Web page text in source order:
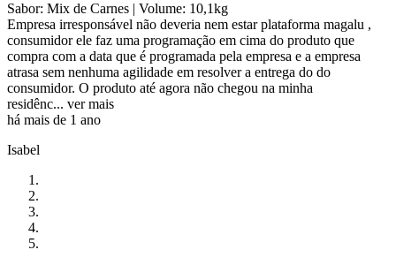
Sabor: Mix de Carnes | Volume: 10,1kg
Empresa irresponsável não deveria nem estar plataforma magalu ,
consumidor ele faz uma programação em cima do produto que
compra com a data que é programada pela empresa e a empresa
atrasa sem nenhuma agilidade em resolver a entrega do do
consumidor. O produto até agora não chegou na minha
residênc... ver mais
há mais de 1 ano
Isabel